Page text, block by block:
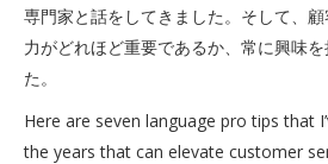
専門家と話をしてきました。そして、
力がどれほど重要であるか、常に興味
た。
Here are seven language pro tips that
the years that can elevate customer